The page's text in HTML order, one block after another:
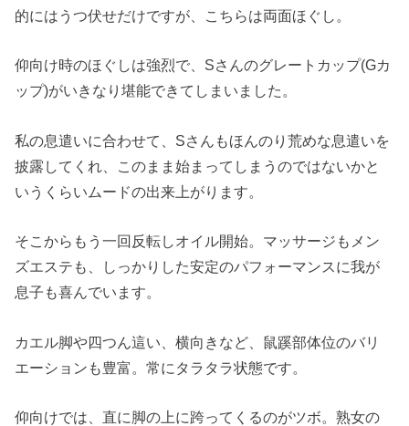
的にはうつ伏せだけですが、こちらは両面ほぐし。
仰向け時のほぐしは強烈で、Sさんのグレートカップ(Gカ
ップ)がいきなり堪能できてしまいました。
私の息遣いに合わせて、Sさんもほんのり荒めな息遣いを
披露してくれ、このまま始まってしまうのではないかと
いうくらいムードの出来上がります。
そこからもう一回反転しオイル開始。マッサージもメン
ズエステも、しっかりした安定のパフォーマンスに我が
息子も喜んでいます。
カエル脚や四つん這い、横向きなど、鼠蹊部体位のバリ
エーションも豊富。常にタラタラ状態です。
仰向けでは、直に脚の上に跨ってくるのがツボ。熟女の